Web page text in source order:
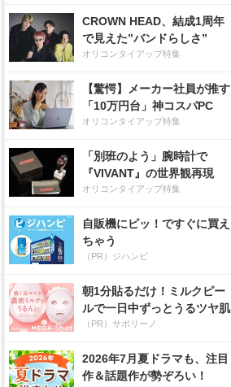
CROWN HEAD、結成1周年
で見えた”バンドらしさ”
オリコンタイアップ特集
【驚愕】メーカー社員が推す
「10万円台」神コスパPC
オリコンタイアップ特集
「別班のよう」腕時計で
『VIVANT』の世界観再現
オリコンタイアップ特集
自販機にピッ！ですぐに買え
ちゃう
（PR）ジハンピ
朝1分貼るだけ！ミルクピー
ルで一日中ずっとうるツヤ肌
（PR）サボリーノ
2026年7月夏ドラマも、注目
作＆話題作が勢ぞろい！